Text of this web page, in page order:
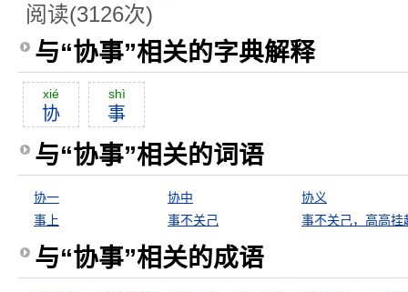
阅读(3126次)
与“协事”相关的字典解释
xié
协
shì
事
与“协事”相关的词语
协一 协中
协义
事上
事不关己 事不关己，高高挂
与“协事”相关的成语